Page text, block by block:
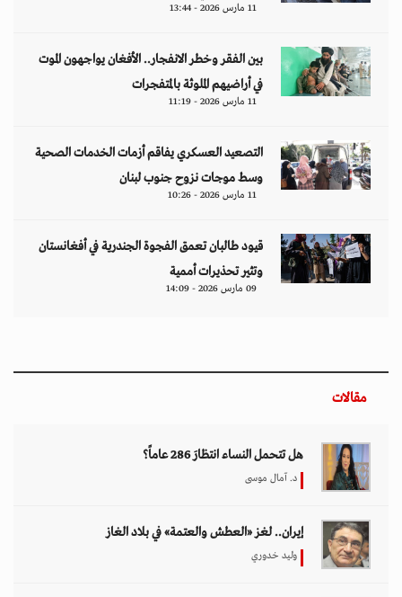
11 مارس 2026 - 13:44
بين الفقر وخطر الانفجار.. الأفغان يواجهون الموت
في أراضيهم الملوثة بالمتفجرات
11 مارس 2026 - 11:19
التصعيد العسكري يفاقم أزمات الخدمات الصحية
وسط موجات نزوح جنوب لبنان
11 مارس 2026 - 10:26
قيود طالبان تعمق الفجوة الجندرية في أفغانستان
وتثير تحذيرات أممية
09 مارس 2026 - 14:09
مقالات
هل تتحمل النساء انتظارَ 286 عاماً؟
د. آمال موسى
إيران.. لغز «العطش والعتمة» في بلاد الغاز
وليد خدوري